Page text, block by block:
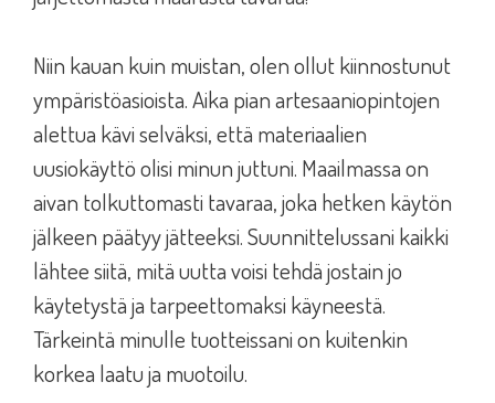
Niin kauan kuin muistan, olen ollut kiinnostunut
ympäristöasioista. Aika pian artesaaniopintojen
alettua kävi selväksi, että materiaalien
uusiokäyttö olisi minun juttuni. Maailmassa on
aivan tolkuttomasti tavaraa, joka hetken käytön
jälkeen päätyy jätteeksi. Suunnittelussani kaikki
lähtee siitä, mitä uutta voisi tehdä jostain jo
käytetystä ja tarpeettomaksi käyneestä.
Tärkeintä minulle tuotteissani on kuitenkin
korkea laatu ja muotoilu.